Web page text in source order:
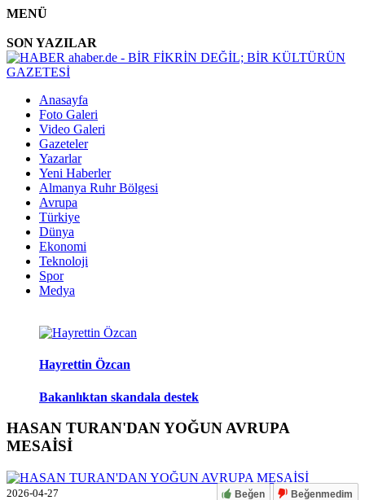
MENÜ
SON YAZILAR
Anasayfa
Foto Galeri
Video Galeri
Gazeteler
Yazarlar
Yeni Haberler
Almanya Ruhr Bölgesi
Avrupa
Türkiye
Dünya
Ekonomi
Teknoloji
Spor
Medya
Hayrettin Özcan
Bakanlıktan skandala destek
HASAN TURAN'DAN YOĞUN AVRUPA
MESAİSİ
2026-04-27 Beğen Beğenmedim